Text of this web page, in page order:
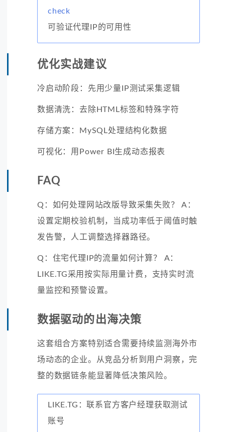
check
可验证代理IP的可用性
优化实战建议
冷启动阶段：先用少量IP测试采集逻辑
数据清洗：去除HTML标签和特殊字符
存储方案：MySQL处理结构化数据
可视化：用Power BI生成动态报表
FAQ
Q：如何处理网站改版导致采集失败？ A：
设置定期校验机制，当成功率低于阈值时触
发告警，人工调整选择器路径。
Q：住宅代理IP的流量如何计算？ A：
LIKE.TG采用按实际用量计费，支持实时流
量监控和预警设置。
数据驱动的出海决策
这套组合方案特别适合需要持续监测海外市
场动态的企业。从竞品分析到用户洞察，完
整的数据链条能显著降低决策风险。
LIKE.TG：联系官方客户经理获取测试
账号